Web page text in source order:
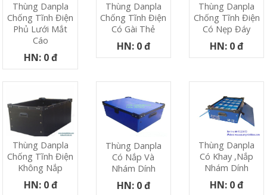
Thùng Danpla
Chống Tĩnh Điện
Phủ Lưới Mắt
Cáo
HN: 0 đ
Thùng Danpla
Chống Tĩnh Điện
Có Gài Thẻ
HN: 0 đ
Thùng Danpla
Chống Tĩnh Điện
Có Nẹp Đáy
HN: 0 đ
Thùng Danpla
Chống Tĩnh Điện
Không Nắp
HN: 0 đ
Thùng Danpla
Có Nắp Và
Nhám Dính
HN: 0 đ
Thùng Danpla
Có Khay ,nắp
Nhám Dính
HN: 0 đ